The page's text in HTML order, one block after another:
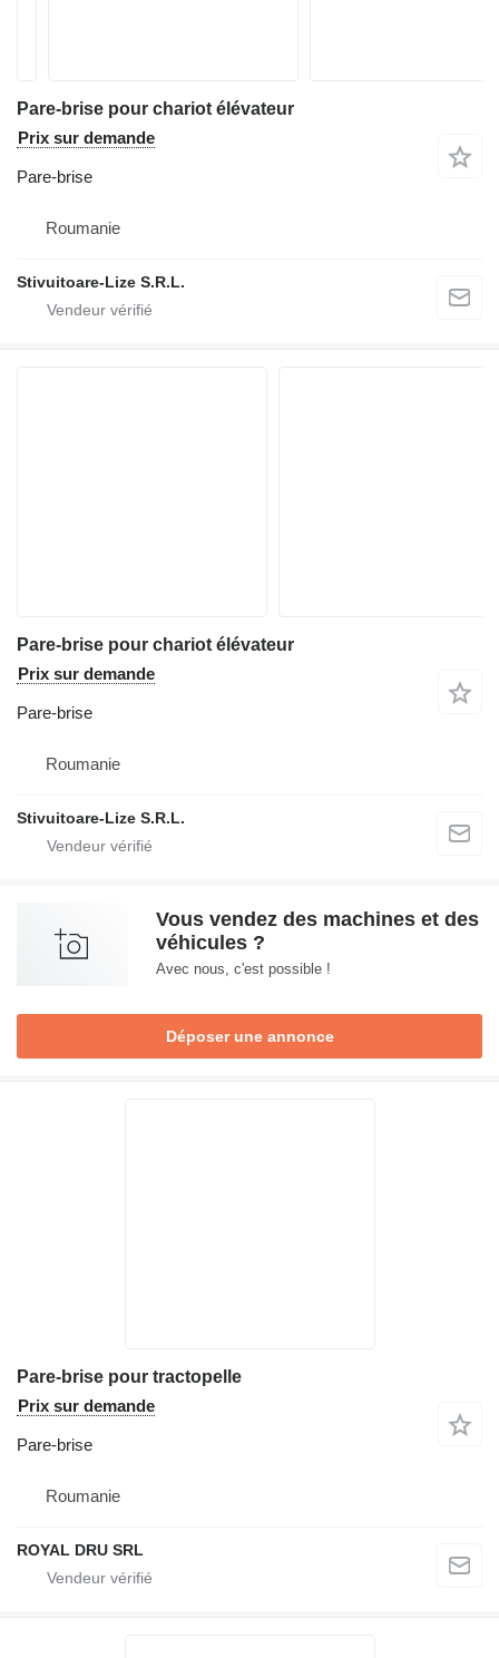
Pare-brise pour chariot élévateur
Prix sur demande
Pare-brise
Roumanie
Stivuitoare-Lize S.R.L.
Pare-brise pour chariot élévateur
Prix sur demande
Pare-brise
Roumanie
Stivuitoare-Lize S.R.L.
Vous vendez des machines et des
véhicules ?
Avec nous, c'est possible !
Déposer une annonce
Pare-brise pour tractopelle
Prix sur demande
Pare-brise
Roumanie
ROYAL DRU SRL